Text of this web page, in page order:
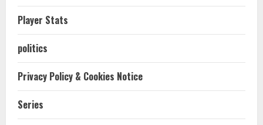
Player Stats
politics
Privacy Policy & Cookies Notice
Series